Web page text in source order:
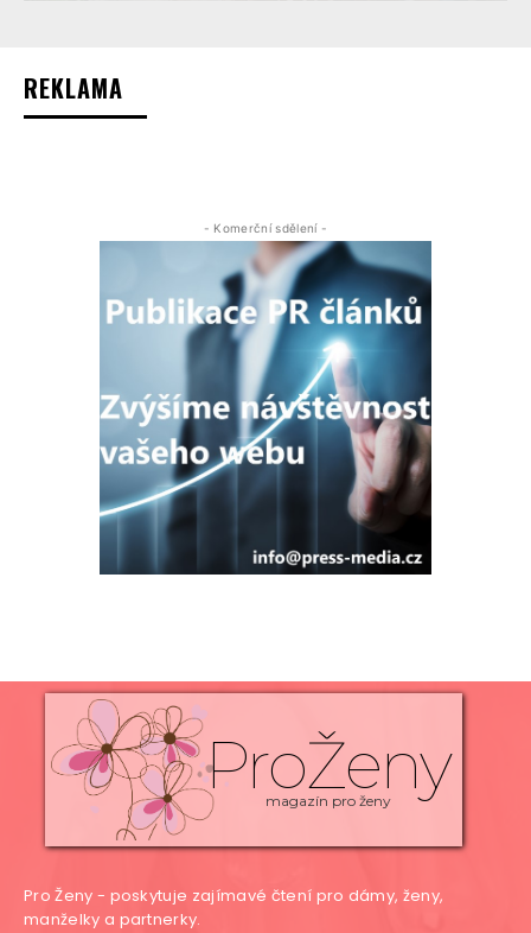
REKLAMA
- Komerční sdělení -
ProŽeny
magazín pro ženy
Pro Ženy - poskytuje zajímavé čtení pro dámy, ženy,
manželky a partnerky.